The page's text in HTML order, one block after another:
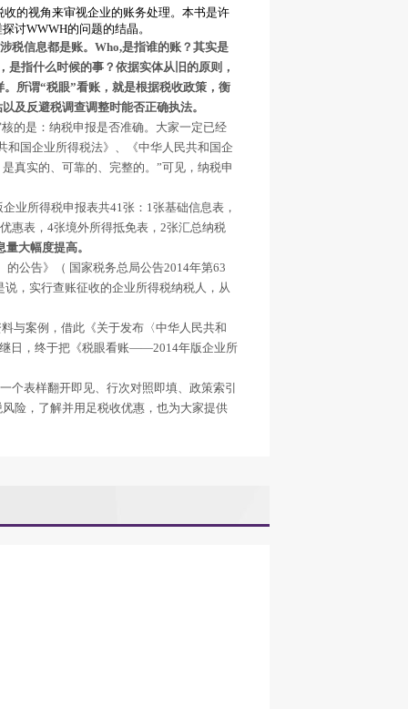
的视角来审视企业的账务处理。本书是许
探讨WWWH的问题的结晶。
税信息都是账。 Who,是指谁的账？其实是
是指什么时候的事？依据实体从旧的原则，
。所谓“税眼”看账，就是根据税收政策，衡
及反避税调查调整时能否正确执法。
的是：纳税申报是否准确。大家一定已经
和国企业所得税法》、《中华人民共和国企
真实的、可靠的、完整的。 ”可见，纳税申
企业所得税申报表共41张： 1张基础信息表，
惠表， 4张境外所得抵免表， 2张汇总纳税
量大幅度提高。
的公告》（ 国家税务总局公告2014年第63
，实行查账征收的企业所得税纳税人，从
与案例，借此《关于发布〈中华人民共和
日，终于把《税眼看账——2014年版企业所
个表样翻开即见、行次对照即填、政策索引
险，了解并用足税收优惠，也为大家提供